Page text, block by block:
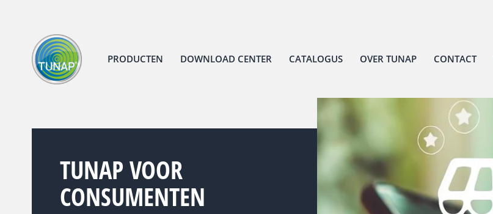
PRODUCTEN DOWNLOAD CENTER CATALOGUS OVER TUNAP CONTACT
TUNAP VOOR
CONSUMENTEN